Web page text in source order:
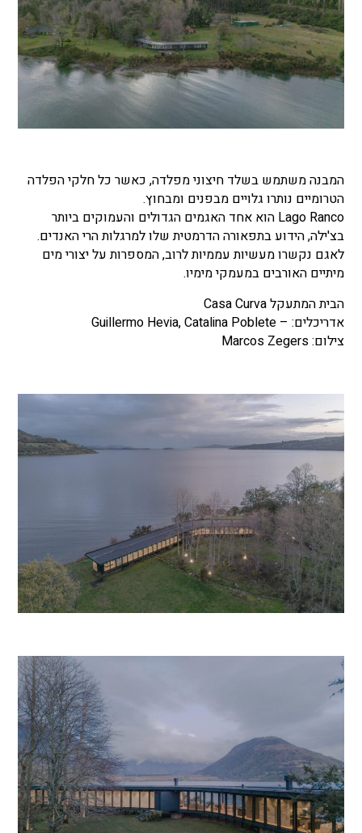
המבנה משתמש בשלד חיצוני מפלדה, כאשר כל חלקי הפלדה
הטרומיים נותרו גלויים מבפנים ומבחוץ.
Lago Ranco הוא אחד האגמים הגדולים והעמוקים ביותר
בצ'ילה, הידוע בתפאורה הדרמטית שלו למרגלות הרי האנדים.
לאגם נקשרו מעשיות עממיות לרוב, המספרות על יצורי מים
מיתיים האורבים במעמקי מימיו.
הבית המתעקל Casa Curva
אדריכלים: – Guillermo Hevia, Catalina Poblete
צילום: Marcos Zegers